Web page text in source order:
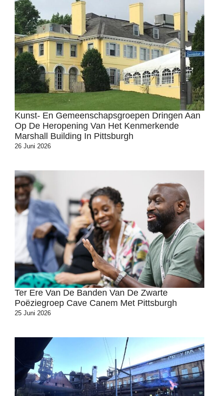
Kunst- En Gemeenschapsgroepen Dringen Aan
Op De Heropening Van Het Kenmerkende
Marshall Building In Pittsburgh
26 Juni 2026
Ter Ere Van De Banden Van De Zwarte
Poëziegroep Cave Canem Met Pittsburgh
25 Juni 2026